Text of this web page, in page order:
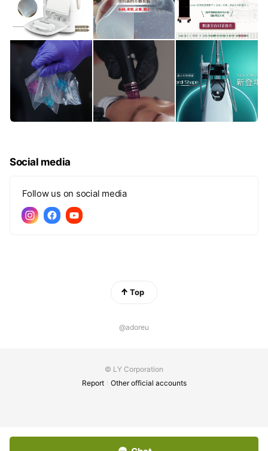
Social media
Follow us on social media
Top
@adoreu
© LY Corporation
Report
Other official accounts